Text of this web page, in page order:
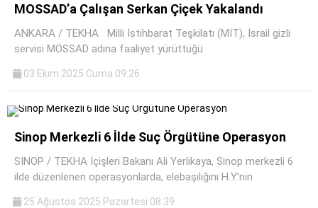
MOSSAD’a Çalışan Serkan Çiçek Yakalandı
ANKARA / TEKHA Milli İstihbarat Teşkilatı (MİT), İsrail gizli
servisi MOSSAD adına faaliyet yürüttüğü
03 Ekim 2025 Cuma 09:26
Sinop Merkezli 6 İlde Suç Örgütüne Operasyon
SİNOP / TEKHA İçişleri Bakanı Ali Yerlikaya, Sinop merkezli 6
ilde düzenlenen operasyonlarda, elebaşılığını H.Y.’nin
25 Ağustos 2025 Pazartesi 08:39